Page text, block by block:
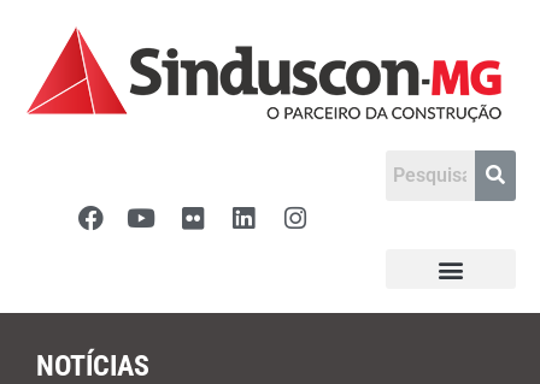
NOTÍCIAS